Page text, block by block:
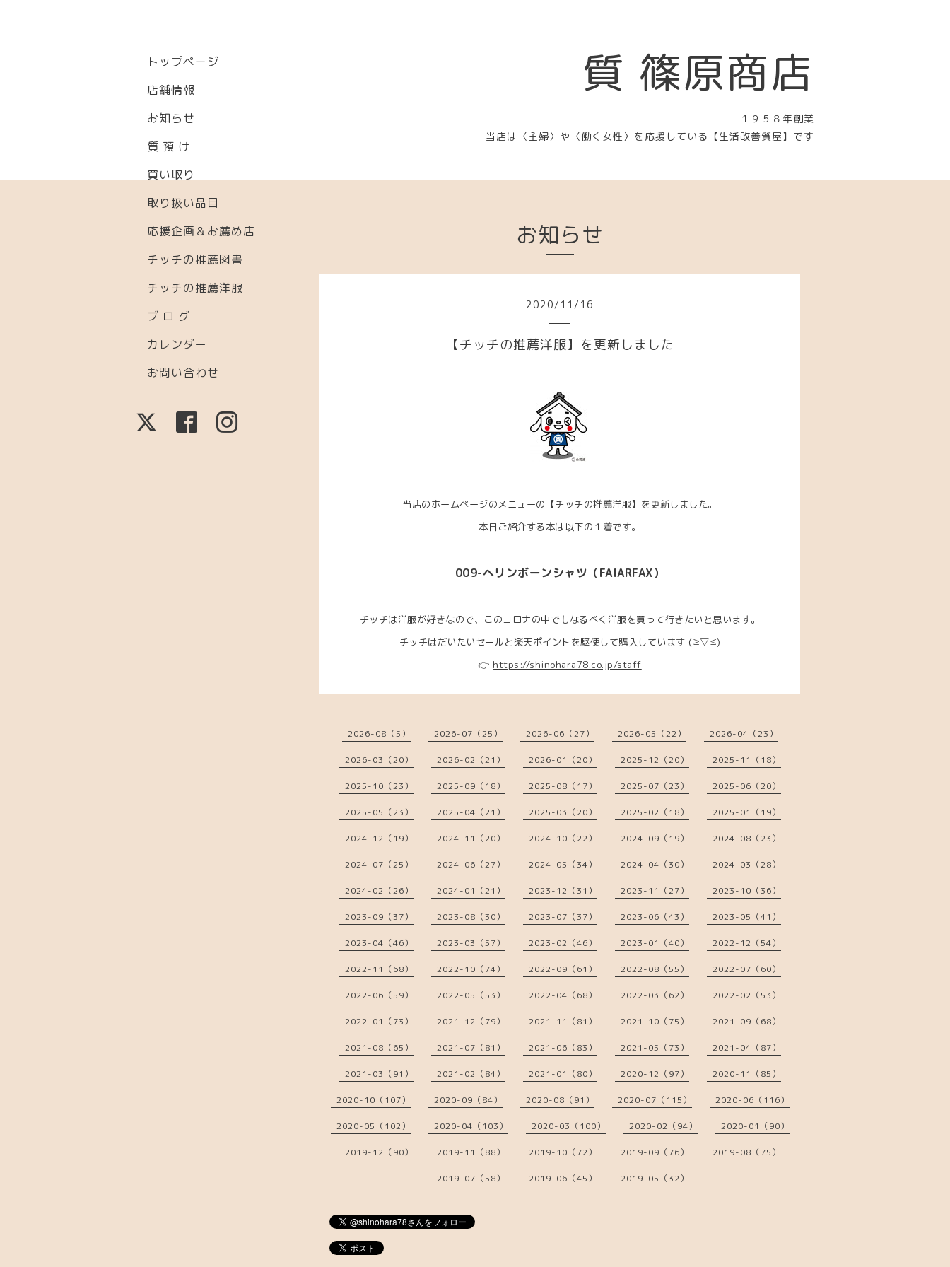
質 篠原商店
１９５８年創業
当店は〈主婦〉や〈働く女性〉を応援している【生活改善質屋】です
トップページ
店舗情報
お知らせ
質 預 け
買い取り
取り扱い品目
応援企画＆お薦め店
チッチの推薦図書
チッチの推薦洋服
ブ ロ グ
カレンダー
お問い合わせ
お知らせ
2020/ 11 / 16
【チッチの推薦洋服】を更新しました
当店のホームページのメニューの【チッチの推薦洋服】を更新しました。
本日ご紹介する本は以下の１着です。
009-ヘリンボーンシャツ（FAIARFAX）
チッチは洋服が好きなので、このコロナの中でもなるべく洋服を買って行きたいと思います。
チッチはだいたいセールと楽天ポイントを駆使して購入しています (≧▽≦)
👉 https://shinohara78.co.jp/staff
2026-08（5） 2026-07（25） 2026-06（27） 2026-05（22） 2026-04（23）
2026-03（20） 2026-02（21） 2026-01（20） 2025-12（20） 2025-11（18）
2025-10（23） 2025-09（18） 2025-08（17） 2025-07（23） 2025-06（20）
2025-05（23） 2025-04（21） 2025-03（20） 2025-02（18） 2025-01（19）
2024-12（19） 2024-11（20） 2024-10（22） 2024-09（19） 2024-08（23）
2024-07（25） 2024-06（27） 2024-05（34） 2024-04（30） 2024-03（28）
2024-02（26） 2024-01（21） 2023-12（31） 2023-11（27） 2023-10（36）
2023-09（37） 2023-08（30） 2023-07（37） 2023-06（43） 2023-05（41）
2023-04（46） 2023-03（57） 2023-02（46） 2023-01（40） 2022-12（54）
2022-11（68） 2022-10（74） 2022-09（61） 2022-08（55） 2022-07（60）
2022-06（59） 2022-05（53） 2022-04（68） 2022-03（62） 2022-02（53）
2022-01（73） 2021-12（79） 2021-11（81） 2021-10（75） 2021-09（68）
2021-08（65） 2021-07（81） 2021-06（83） 2021-05（73） 2021-04（87）
2021-03（91） 2021-02（84） 2021-01（80） 2020-12（97） 2020-11（85）
2020-10（107） 2020-09（84） 2020-08（91） 2020-07（115） 2020-06（116）
2020-05（102） 2020-04（103） 2020-03（100） 2020-02（94） 2020-01（90）
2019-12（90） 2019-11（88） 2019-10（72） 2019-09（76） 2019-08（75）
2019-07（58） 2019-06（45） 2019-05（32）